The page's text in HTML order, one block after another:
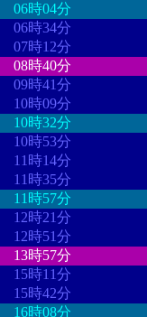
06時04分
06時34分
07時12分
08時40分
09時41分
10時09分
10時32分
10時53分
11時14分
11時35分
11時57分
12時21分
12時51分
13時57分
15時11分
15時42分
16時08分